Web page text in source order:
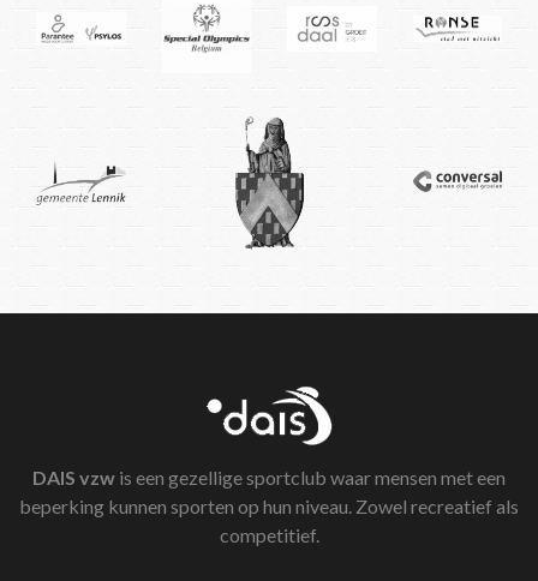
DAIS vzw is een gezellige sportclub waar mensen met een
beperking kunnen sporten op hun niveau. Zowel recreatief als
competitief.